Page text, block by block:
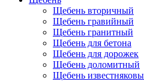
Щебень вторичный
Щебень гравийный
Щебень гранитный
Щебень для бетона
Щебень для дорожек
Щебень доломитный
Щебень